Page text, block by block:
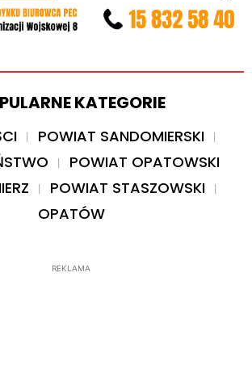
KATEGORIE
POWIAT SANDOMIERSKI
POWIAT OPATOWSKI
POWIAT STASZOWSKI
OPATÓW
REKLAMA